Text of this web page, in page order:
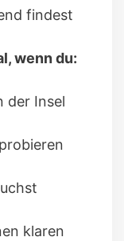
findest
wenn du:
der Insel
klaren